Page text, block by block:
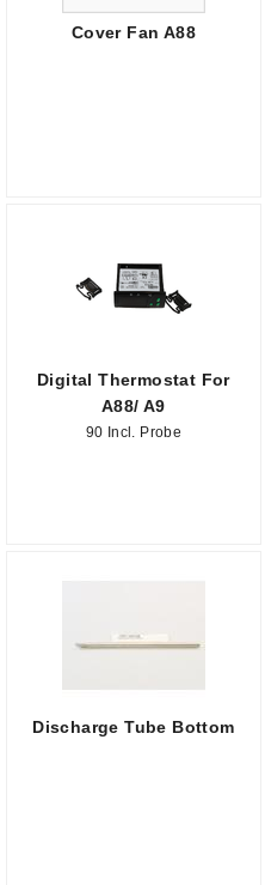
Cover Fan A88
Digital Thermostat For
A88/ A9
90 Incl. Probe
Discharge Tube Bottom